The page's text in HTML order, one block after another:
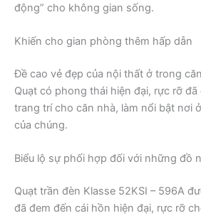
động” cho không gian sống.
Khiến cho gian phòng thêm hấp dẫn
Đề cao vẻ đẹp của nội thất ở trong
Quạt có phong thái hiện đại, rực rỡ
trang trí cho căn nhà, làm nổi bật nơi
của chúng.
Biểu lộ sự phối hợp đối với những đồ
Quạt trần đèn Klasse 52KSI – 596A
đã đem đến cái hồn hiện đại, rực rỡ